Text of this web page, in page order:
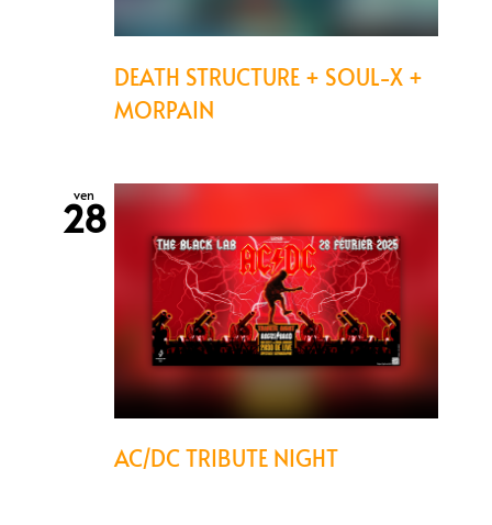
DEATH STRUCTURE + SOUL-X +
MORPAIN
ven
28
AC/DC TRIBUTE NIGHT